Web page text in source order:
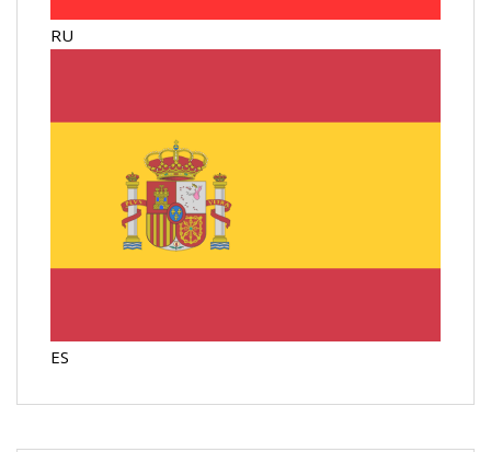
RU
ES